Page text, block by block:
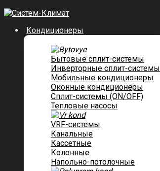
Кондиционеры
Бытовые сплит-системы
Инверторные сплит-системы
Мобильные кондиционеры
Оконные кондиционеры
Сплит-системы (ON/OFF)
Тепловые насосы
VRF-системы
Канальные
Касcетные
Колонные
Напольно-потолочные